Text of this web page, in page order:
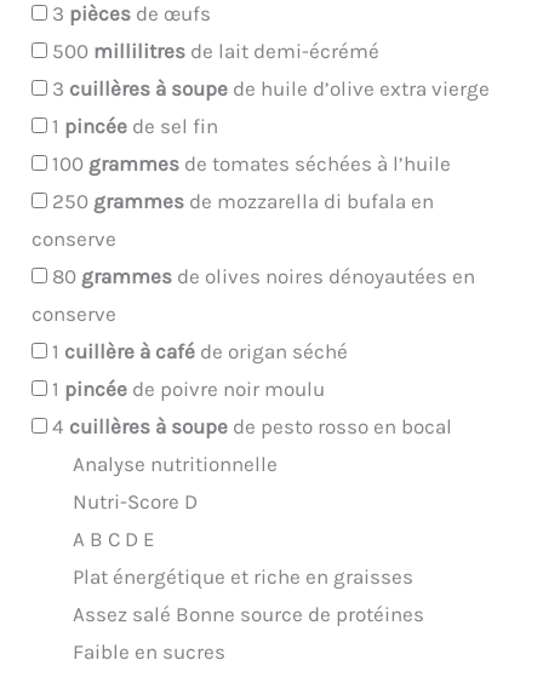
3 pièces de œufs
500 millilitres de lait demi-écrémé
3 cuillères à soupe de huile d’olive extra vierge
1 pincée de sel fin
100 grammes de tomates séchées à l’huile
250 grammes de mozzarella di bufala en
conserve
80 grammes de olives noires dénoyautées en
conserve
1 cuillère à café de origan séché
1 pincée de poivre noir moulu
4 cuillères à soupe de pesto rosso en bocal
Analyse nutritionnelle
Nutri-Score D
A B C D E
Plat énergétique et riche en graisses
Assez salé Bonne source de protéines
Faible en sucres